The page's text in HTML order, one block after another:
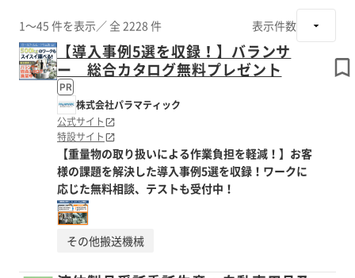
1～45 件を表示／ 全 2228 件 表示件数
【導入事例5選を収録！】バランサ
ー 総合カタログ無料プレゼント
PR
株式会社パラマティック
公式サイト
特設サイト
【重量物の取り扱いによる作業負担を軽減！】お客
様の課題を解決した導入事例5選を収録！ワークに
応じた無料相談、テストも受付中！
その他搬送機械